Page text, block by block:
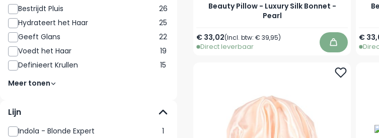
Bestrijdt Pluis
26
Hydrateert het Haar
25
Geeft Glans
22
Voedt het Haar
19
Definieert Krullen
15
Meer tonen
Lijn
Indola - Blonde Expert
1
Beauty Pillow - Luxury Silk Bonnet -
Pearl
€ 33,02(Incl. btw: € 39,95)
Direct leverbaar In
€